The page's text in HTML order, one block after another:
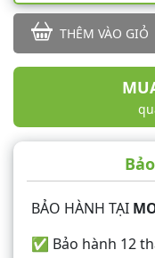
THÊM VÀO GIỎ
BẢO HÀNH TẠI
✅ Bảo hành 12